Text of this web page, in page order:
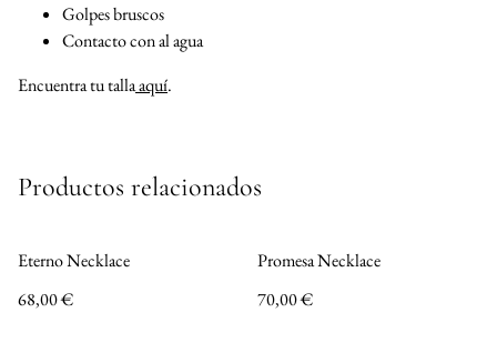
Golpes bruscos
Contacto con al agua
Encuentra tu tallaaquí.
Productos relacionados
Eterno Necklace
68,00 €
Promesa Necklace
70,00 €